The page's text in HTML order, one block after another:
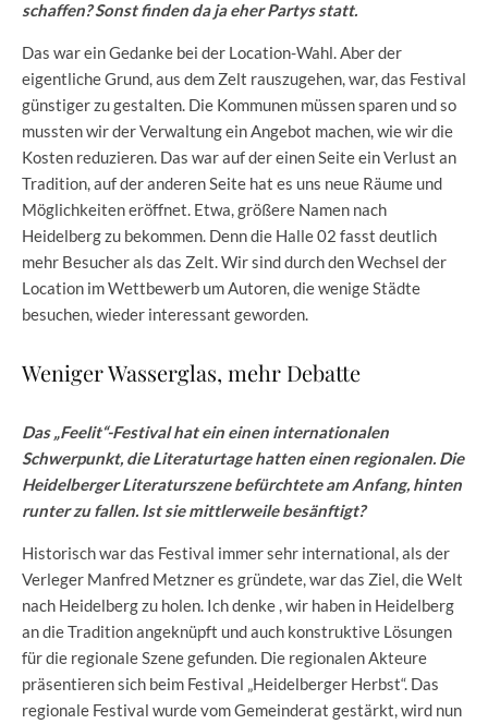
schaffen? Sonst finden da ja eher Partys statt.
Das war ein Gedanke bei der Location-Wahl. Aber der
eigentliche Grund, aus dem Zelt rauszugehen, war, das Festival
günstiger zu gestalten. Die Kommunen müssen sparen und so
mussten wir der Verwaltung ein Angebot machen, wie wir die
Kosten reduzieren. Das war auf der einen Seite ein Verlust an
Tradition, auf der anderen Seite hat es uns neue Räume und
Möglichkeiten eröffnet. Etwa, größere Namen nach
Heidelberg zu bekommen. Denn die Halle 02 fasst deutlich
mehr Besucher als das Zelt. Wir sind durch den Wechsel der
Location im Wettbewerb um Autoren, die wenige Städte
besuchen, wieder interessant geworden.
Weniger Wasserglas, mehr Debatte
Das „Feelit“-Festival hat ein einen internationalen
Schwerpunkt, die Literaturtage hatten einen regionalen. Die
Heidelberger Literaturszene befürchtete am Anfang, hinten
runter zu fallen. Ist sie mittlerweile besänftigt?
Historisch war das Festival immer sehr international, als der
Verleger Manfred Metzner es gründete, war das Ziel, die Welt
nach Heidelberg zu holen. Ich denke , wir haben in Heidelberg
an die Tradition angeknüpft und auch konstruktive Lösungen
für die regionale Szene gefunden. Die regionalen Akteure
präsentieren sich beim Festival „Heidelberger Herbst“. Das
regionale Festival wurde vom Gemeinderat gestärkt, wird nun